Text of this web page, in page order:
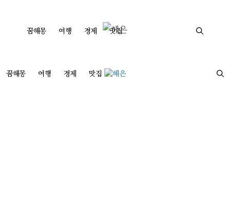
꿈해몽 여행 경제 맛집
꿈해몽 여행 경제 맛집